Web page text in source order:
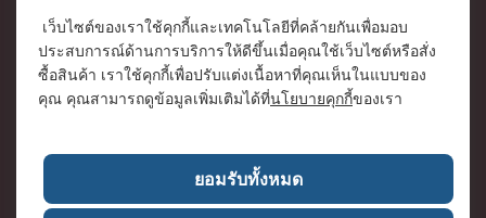
เกี่ยวกับ RS / About RS
RS ทั่วโลก / RS
Worldwide
ข่าวประชาสัมพันธ์ / Press
Centre
บริษัทในเครือ RS /
วิธีการชำระเงิน /
เกี่ยวกับ RS / About RS
อาชีพที่ RS / Careers
เว็บไซต์ของเราใช้คุกกี้และเทคโนโลยีที่คล้ายกันเพื่อมอบ
ประสบการณ์ด้านการบริการให้ดีขึ้นเมื่อคุณใช้เว็บไซต์หรือสั่ง
ซื้อสินค้า เราใช้คุกกี้เพื่อปรับแต่งเนื้อหาที่คุณเห็นในแบบของ
คุณ คุณสามารถดูข้อมูลเพิ่มเติมได้ที่นโยบายคุกกี้ของเรา
ยอมรับทั้งหมด